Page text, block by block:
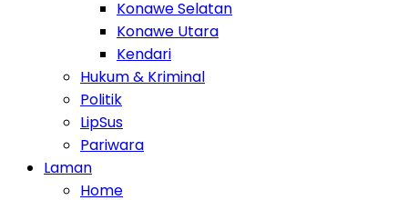
Konawe Selatan
Konawe Utara
Kendari
Hukum & Kriminal
Politik
LipSus
Pariwara
Laman
Home